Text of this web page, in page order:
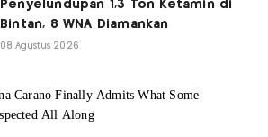
Penyelundupan 1,3 Ton Ketamin di
Bintan, 8 WNA Diamankan
08 Agustus 2026